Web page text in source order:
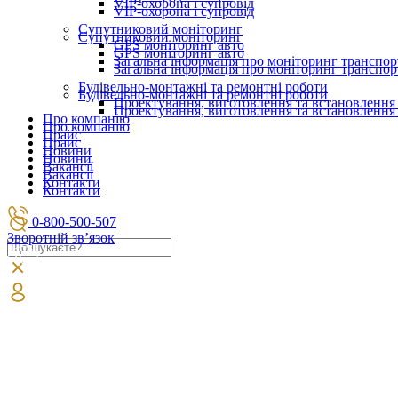
VIP-охорона і супровід
Супутниковий моніторинг
GPS моніторинг авто
Загальна інформація про моніторинг
Будівельно-монтажні та ремонтні роботи
Проектування, виготовлення та
Про компанію
Прайс
Новини
Вакансії
Контакти
VIP-охорона і супровід
Супутниковий моніторинг
GPS моніторинг авто
Загальна інформація про моніторинг
Будівельно-монтажні та ремонтні роботи
Проектування, виготовлення та встановлення
Про компанію
Прайс
Новини
Вакансії
Контакти
0-800-500-507
Зворотній зв’язок